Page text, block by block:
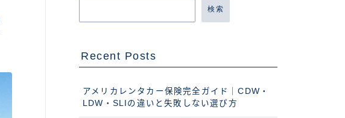
検索
Recent Posts
アメリカレンタカー保険完全ガイド｜CDW・
LDW・SLIの違いと失敗しない選び方